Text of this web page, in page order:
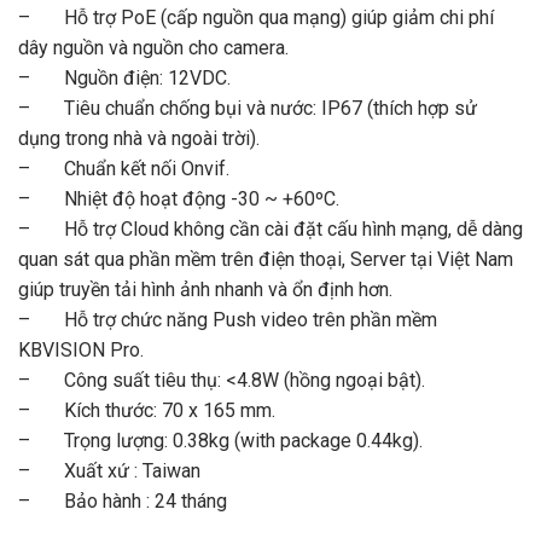
– Hỗ trợ PoE (cấp nguồn qua mạng) giúp giảm chi phí
dây nguồn và nguồn cho camera.
– Nguồn điện: 12VDC.
– Tiêu chuẩn chống bụi và nước: IP67 (thích hợp sử
dụng trong nhà và ngoài trời).
– Chuẩn kết nối Onvif.
– Nhiệt độ hoạt động -30 ~ +60ºC.
– Hỗ trợ Cloud không cần cài đặt cấu hình mạng, dễ dàng
quan sát qua phần mềm trên điện thoại, Server tại Việt Nam
giúp truyền tải hình ảnh nhanh và ổn định hơn.
– Hỗ trợ chức năng Push video trên phần mềm
KBVISION Pro.
– Công suất tiêu thụ: <4.8W (hồng ngoại bật).
– Kích thước: 70 x 165 mm.
– Trọng lượng: 0.38kg (with package 0.44kg).
– Xuất xứ : Taiwan
– Bảo hành : 24 tháng